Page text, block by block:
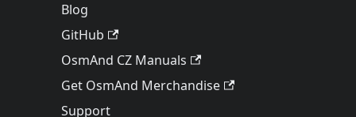
Blog
GitHub
OsmAnd CZ Manuals
Get OsmAnd Merchandise
Support